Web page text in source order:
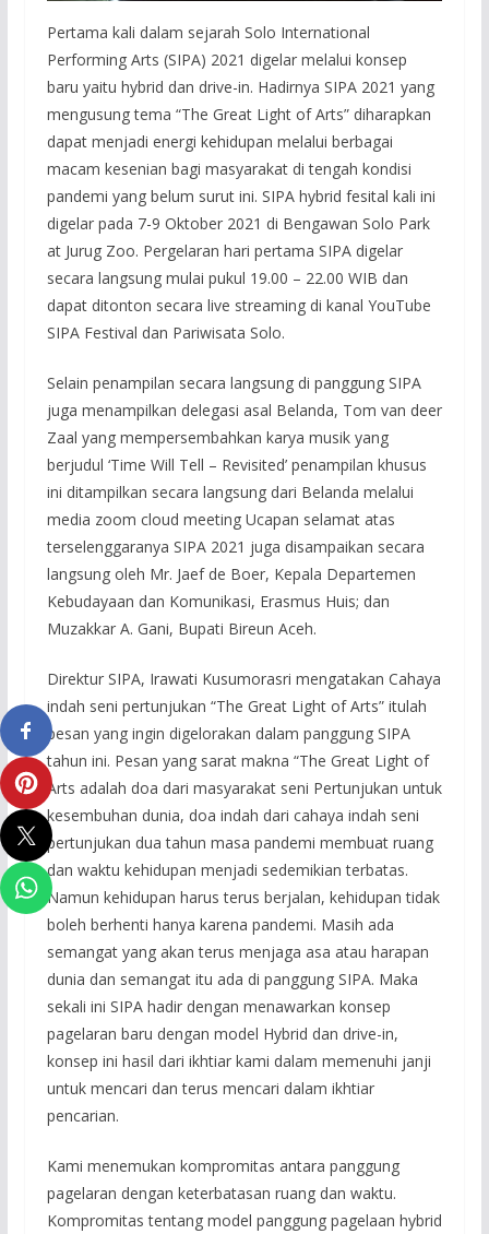
Pertama kali dalam sejarah Solo International
Performing Arts (SIPA) 2021 digelar melalui konsep
baru yaitu hybrid dan drive-in. Hadirnya SIPA 2021 yang
mengusung tema “The Great Light of Arts” diharapkan
dapat menjadi energi kehidupan melalui berbagai
macam kesenian bagi masyarakat di tengah kondisi
pandemi yang belum surut ini. SIPA hybrid fesital kali ini
digelar pada 7-9 Oktober 2021 di Bengawan Solo Park
at Jurug Zoo. Pergelaran hari pertama SIPA digelar
secara langsung mulai pukul 19.00 – 22.00 WIB dan
dapat ditonton secara live streaming di kanal YouTube
SIPA Festival dan Pariwisata Solo.
Selain penampilan secara langsung di panggung SIPA
juga menampilkan delegasi asal Belanda, Tom van deer
Zaal yang mempersembahkan karya musik yang
berjudul ‘Time Will Tell – Revisited’ penampilan khusus
ini ditampilkan secara langsung dari Belanda melalui
media zoom cloud meeting Ucapan selamat atas
terselenggaranya SIPA 2021 juga disampaikan secara
langsung oleh Mr. Jaef de Boer, Kepala Departemen
Kebudayaan dan Komunikasi, Erasmus Huis; dan
Muzakkar A. Gani, Bupati Bireun Aceh.
Direktur SIPA, Irawati Kusumorasri mengatakan Cahaya
indah seni pertunjukan “The Great Light of Arts” itulah
pesan yang ingin digelorakan dalam panggung SIPA
tahun ini. Pesan yang sarat makna “The Great Light of
Arts adalah doa dari masyarakat seni Pertunjukan untuk
kesembuhan dunia, doa indah dari cahaya indah seni
pertunjukan dua tahun masa pandemi membuat ruang
dan waktu kehidupan menjadi sedemikian terbatas.
Namun kehidupan harus terus berjalan, kehidupan tidak
boleh berhenti hanya karena pandemi. Masih ada
semangat yang akan terus menjaga asa atau harapan
dunia dan semangat itu ada di panggung SIPA. Maka
sekali ini SIPA hadir dengan menawarkan konsep
pagelaran baru dengan model Hybrid dan drive-in,
konsep ini hasil dari ikhtiar kami dalam memenuhi janji
untuk mencari dan terus mencari dalam ikhtiar
pencarian.
Kami menemukan kompromitas antara panggung
pagelaran dengan keterbatasan ruang dan waktu.
Kompromitas tentang model panggung pagelaan hybrid